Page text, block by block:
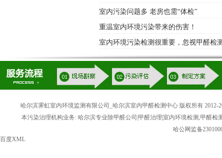
室内污染问题多 老房也需“体检”
重温室内环境污染带来的伤害！
室内环境污染检测很重要，忽视甲醛检
哈尔滨霁虹室内环境监测有限公司_哈尔滨室内甲醛检测中心 版权所有 2012-
本污染治理机构业务: 哈尔滨专业除甲醛公司|甲醛治理|室内环境检测,甲醛
哈公网监备
百度XML